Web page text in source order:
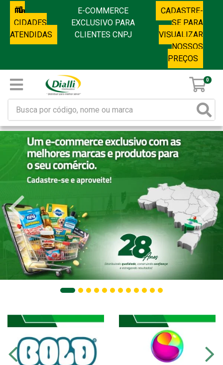
CIDADES
ATENDIDAS
E-COMMERCE
EXCLUSIVO PARA
CLIENTES CNPJ
CADASTRE-
SE PARA
VISUALIZAR
NOSSOS
PREÇOS
0